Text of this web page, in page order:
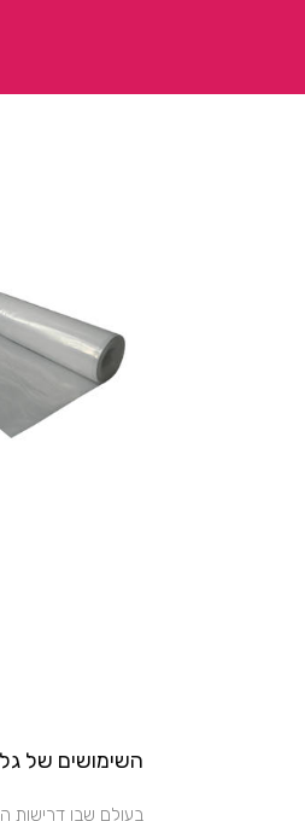
השימושים של
בעולם שבו דרישות